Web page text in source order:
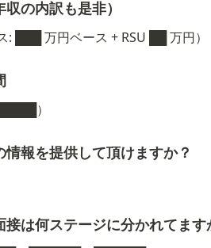
の内訳も是非）
: ███ 万円ベース + RSU ██ 万円）
）
報を提供して頂けますか？
は何ステージに分かれてます